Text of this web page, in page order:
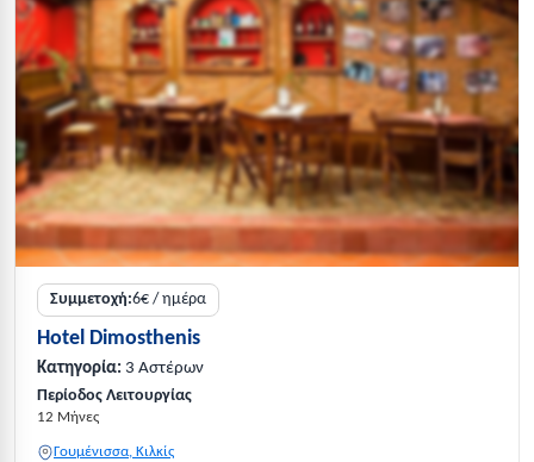
Συμμετοχή:6€ / ημέρα
Hotel Dimosthenis
Κατηγορία: 3 Αστέρων
Περίοδος Λειτουργίας
12 Μήνες
Γουμένισσα, Κιλκίς